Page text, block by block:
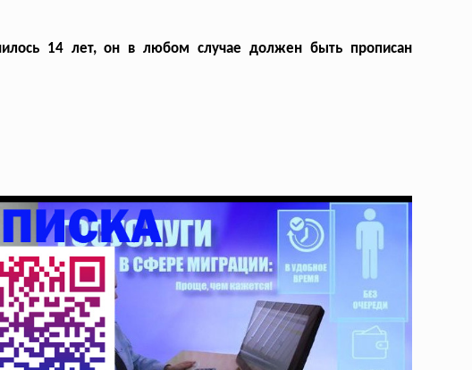
14 лет, он в любом случае должен быть прописан